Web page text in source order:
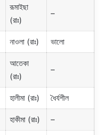
রূমাইছা
(রাঃ)
–
নাওলা (রাঃ) ভালো
আতেকা
(রাঃ)
–
হালীমা (রাঃ) ধৈর্যশীল
হাকীমা (রাঃ) –